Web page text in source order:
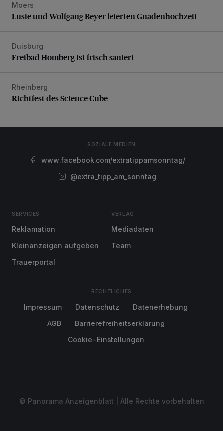
Lusie und Wolfgang Beyer feierten Gnadenhochzeit
Moers
Lusie und Wolfgang Beyer feierten Gnadenhochzeit
Freibad Homberg ist frisch saniert
Duisburg
Freibad Homberg ist frisch saniert
Richtfest des Science Cube
Rheinberg
Richtfest des Science Cube
SOZIALE MEDIEN
www.facebook.com/extratippamsonntag/
@extra_tipp_am_sonntag
SERVICES
Reklamation
Kleinanzeigen aufgeben
Trauerportal
VERLAG
Mediadaten
Team
RECHTLICHES
Impressum Datenschutz
Datenerhebung
AGB
Barrierefreiheitserklärung
Cookie-Einstellungen
© Panorama Anzeigenblatt | Alle Rechte vorbehalten